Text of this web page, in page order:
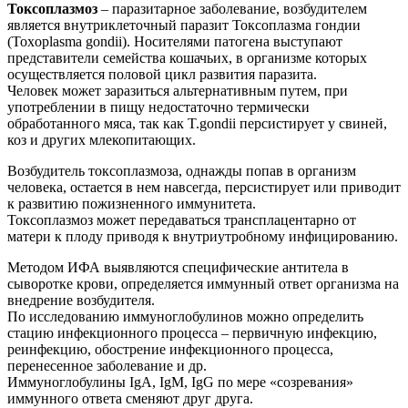
Токсоплазмоз – паразитарное заболевание, возбудителем
является внутриклеточный паразит Токсоплазма гондии
(Toxoplasma gondii). Носителями патогена выступают
представители семейства кошачьих, в организме которых
осуществляется половой цикл развития паразита.
Человек может заразиться альтернативным путем, при
употреблении в пищу недостаточно термически
обработанного мяса, так как T.gondii персистирует у свиней,
коз и других млекопитающих.
Возбудитель токсоплазмоза, однажды попав в организм
человека, остается в нем навсегда, персистирует или приводит
к развитию пожизненного иммунитета.
Токсоплазмоз может передаваться трансплацентарно от
матери к плоду приводя к внутриутробному инфицированию.
Методом ИФА выявляются специфические антитела в
сыворотке крови, определяется иммунный ответ организма на
внедрение возбудителя.
По исследованию иммуноглобулинов можно определить
стацию инфекционного процесса – первичную инфекцию,
реинфекцию, обострение инфекционного процесса,
перенесенное заболевание и др.
Иммуноглобулины IgA, IgM, IgG по мере «созревания»
иммунного ответа сменяют друг друга.